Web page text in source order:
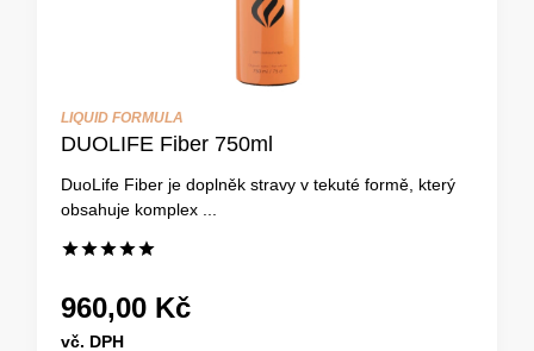
LIQUID FORMULA
DUOLIFE Fiber 750ml
DuoLife Fiber je doplněk stravy v tekuté formě, který
obsahuje komplex ...
960,00 Kč
vč. DPH